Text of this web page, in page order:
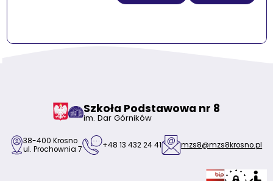
Szkoła Podstawowa nr 8
im. Dar Górników
38-400 Krosno
ul. Prochownia 7
+48 13 432 24 41 mzs8@mzs8krosno.pl